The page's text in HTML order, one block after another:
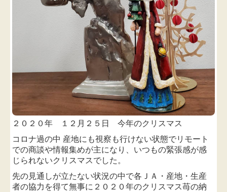
２０２０年 １２月２５日 今年のクリスマス
コロナ過の中 産地にも視察も行けない状態でリモート
での商談や情報集めが主になり、いつもの緊張感が感
じられないクリスマスでした。
先の見通しが立たない状況の中で各ＪＡ・産地・生産
者の協力を得て無事に ２０２０年のクリスマス苺の納